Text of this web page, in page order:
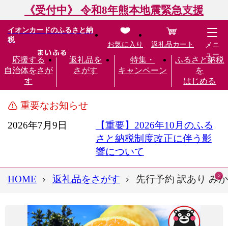
《受付中》 令和8年熊本地震緊急支援
イオンカードのふるさと納
税
応援する
自治体をさが
す
返礼品を
さがす
特集・
キャンペーン
ふるさと納税
を
はじめる
お気に入り 返礼品カート
メニ
ュー
重要なお知らせ
2026年7月9日
【重要】2026年10月のふる
さと納税制度改正に伴う影
響について
HOME 返礼品をさがす 先行予約 訳あり み